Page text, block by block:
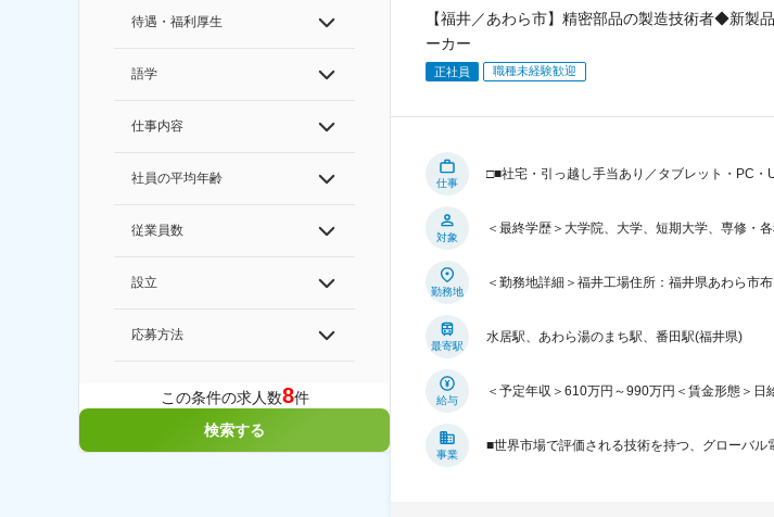
待遇・福利厚生
語学
仕事内容
社員の平均年齢
従業員数
設立
応募方法
この条件の求人数8件
検索する
【福井／あわら市】精密部品の製造技術者◆新製
ーカー
正社員 職種未経験歓迎
仕事
□■社宅・引っ越し手当あり／タブレット・PC
対象
＜最終学歴＞大学院、大学、短期大学、専修・
勤務地
＜勤務地詳細＞福井工場住所：福井県あわら市
最寄駅
水居駅、あわら湯のまち駅、番田駅(福井県)
給与
＜予定年収＞610万円～990万円＜賃金形態＞
事業
■世界市場で評価される技術を持つ、グローバ